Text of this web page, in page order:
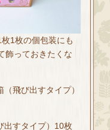
1枚の個包装にも
飾っておきたくな
飛び出すタイプ）
すタイプ）10枚